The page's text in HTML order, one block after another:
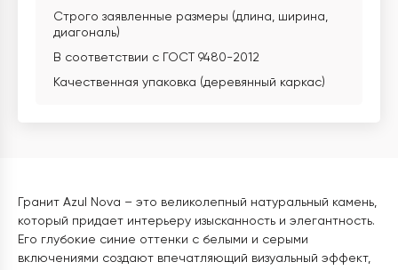
Строго заявленные размеры (длина, ширина,
диагональ)
В соответствии с ГОСТ 9480-2012
Качественная упаковка (деревянный каркас)
Гранит Azul Nova – это великолепный натуральный камень,
который придает интерьеру изысканность и элегантность.
Его глубокие синие оттенки с белыми и серыми
включениями создают впечатляющий визуальный эффект,